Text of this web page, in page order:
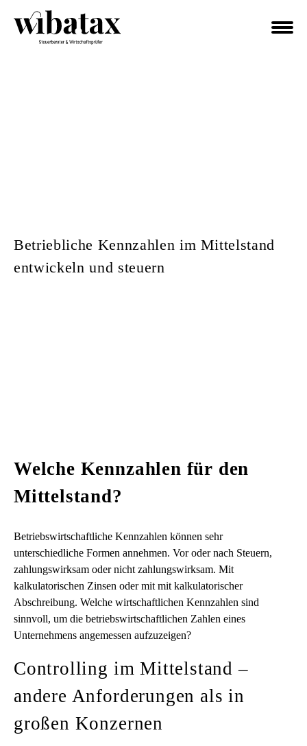
Betriebliche Kennzahlen im Mittelstand
entwickeln und steuern
Welche Kennzahlen für den
Mittelstand?
Betriebswirtschaftliche Kennzahlen können sehr
unterschiedliche Formen annehmen. Vor oder nach Steuern,
zahlungswirksam oder nicht zahlungswirksam. Mit
kalkulatorischen Zinsen oder mit mit kalkulatorischer
Abschreibung. Welche wirtschaftlichen Kennzahlen sind
sinnvoll, um die betriebswirtschaftlichen Zahlen eines
Unternehmens angemessen aufzuzeigen?
Controlling im Mittelstand –
andere Anforderungen als in
großen Konzernen